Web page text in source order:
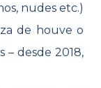
nudes etc.)
de houve o
– desde 2018,